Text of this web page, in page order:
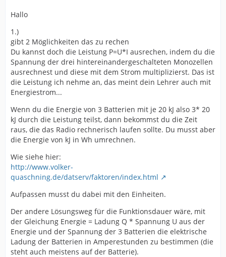
Hallo
1.)
gibt 2 Möglichkeiten das zu rechen
Du kannst doch die Leistung P=U*I ausrechen, indem du die
Spannung der drei hintereinandergeschalteten Monozellen
ausrechnest und diese mit dem Strom multiplizierst. Das ist
die Leistung ich nehme an, das meint dein Lehrer auch mit
Energiestrom...
Wenn du die Energie von 3 Batterien mit je 20 kJ also 3* 20
kJ durch die Leistung teilst, dann bekommst du die Zeit
raus, die das Radio rechnerisch laufen sollte. Du musst aber
die Energie von kJ in Wh umrechnen.
Wie siehe hier:
http://www.volker-
quaschning.de/datserv/faktoren/index.html
Aufpassen musst du dabei mit den Einheiten.
Der andere Lösungsweg für die Funktionsdauer wäre, mit
der Gleichung Energie = Ladung Q * Spannung U aus der
Energie und der Spannung der 3 Batterien die elektrische
Ladung der Batterien in Amperestunden zu bestimmen (die
steht auch meistens auf der Batterie).